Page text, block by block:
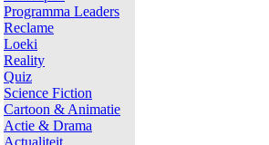
Programma Leaders
Reclame
Loeki
Reality
Quiz
Science Fiction
Cartoon & Animatie
Actie & Drama
Actualiteit